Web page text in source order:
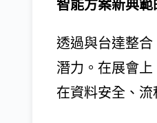
智能方案新典範
透過與台達整
潛力。在展會
在資料安全、流